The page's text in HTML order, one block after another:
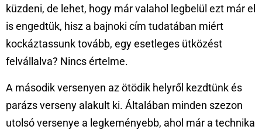
küzdeni, de lehet, hogy már valahol legbelül ezt már el
is engedtük, hisz a bajnoki cím tudatában miért
kockáztassunk tovább, egy esetleges ütközést
felvállalva? Nincs értelme.
A második versenyen az ötödik helyről kezdtünk és
parázs verseny alakult ki. Általában minden szezon
utolsó versenye a legkeményebb, ahol már a technika